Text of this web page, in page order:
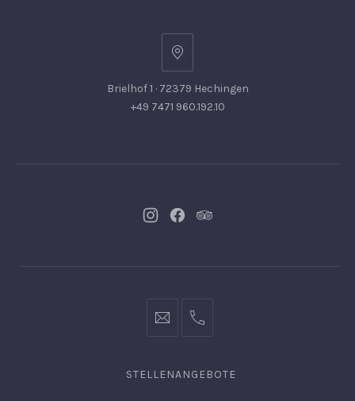
Brielhof 1 · 72379 Hechingen
+49 7471 960.192.10
NeuesNeuesNeues
info@hofgut-0049747196019210
STELLENANGEBOTE